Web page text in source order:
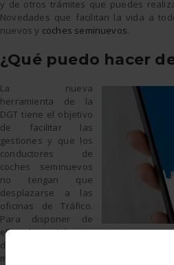
y de otros trámites que puedes
Novedades que facilitan la vida a
nuevos y coches seminuevos.
¿Qué puedo hacer
La nueva
herramienta de la
DGT tiene el objetivo
de facilitar las
gestiones y que los
conductores de
coches seminuevos
no tengan que
desplazarse a las
oficinas de Tráfico.
Para disponer de
ella solo tendrás que
descargarla en la plataforma
mencionar que vas a necesitar cl@ve